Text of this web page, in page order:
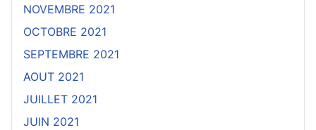
NOVEMBRE 2021
OCTOBRE 2021
SEPTEMBRE 2021
AOUT 2021
JUILLET 2021
JUIN 2021